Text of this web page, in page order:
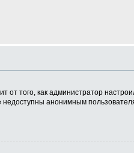
от того, как администратор
анонимным